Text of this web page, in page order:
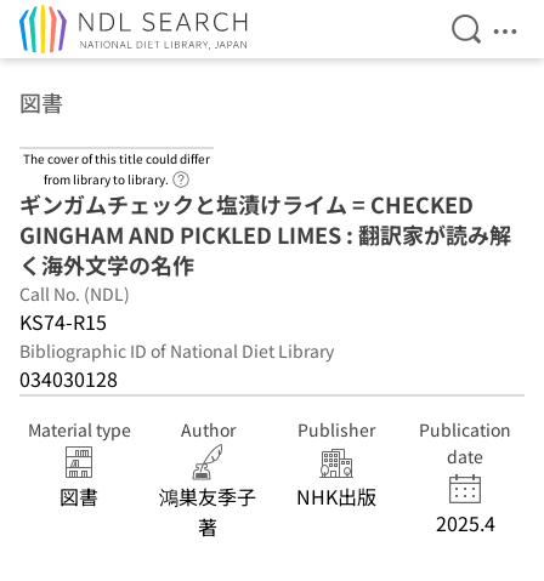
Open
図書
The cover of this title could differ
from library to library.
ギンガムチェックと塩漬けライム = CHECKED
GINGHAM AND PICKLED LIMES : 翻訳家が読み解
く海外文学の名作
Call No. (NDL)
KS74-R15
Bibliographic ID of National Diet Library
034030128
Material type
図書
Author
鴻巣友季子
著
Publisher
NHK出版
Publication
date
2025.4